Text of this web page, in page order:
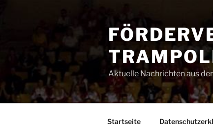
Aktuelle Nachrichten aus
Startseite